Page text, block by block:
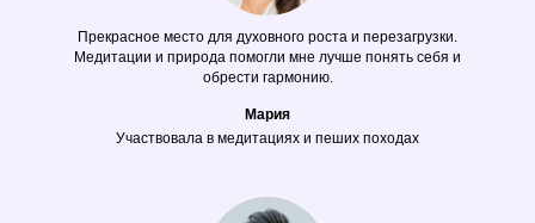
Прекрасное место для духовного роста и перезагрузки.
Медитации и природа помогли мне лучше понять себя и
обрести гармонию.
Мария
Участвовала в медитациях и пеших походах